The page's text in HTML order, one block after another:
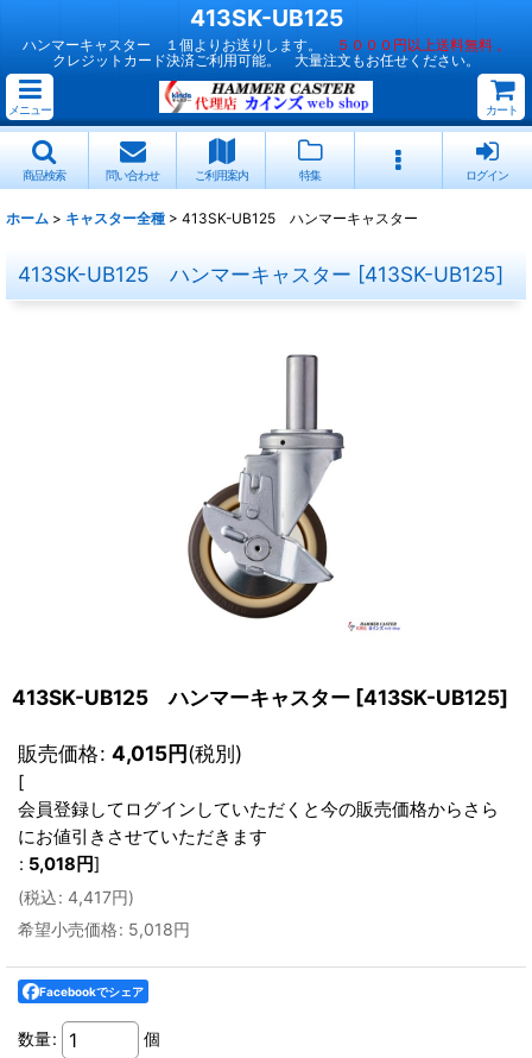
413SK-UB125
ハンマーキャスター １個よりお送りします。
５０００円以上送料無料 。
クレジットカード決済ご利用可能。 大量注文もお任せください。
メニュー カート
商品検索 問い合わせ ご利用案内 特集 ログイン
ホーム > キャスター全種 > 413SK-UB125 ハンマーキャスター
413SK-UB125 ハンマーキャスター [413SK-UB125]
413SK-UB125 ハンマーキャスター [413SK-UB125]
販売価格: 4,015円(税別)
[
会員登録してログインしていただくと今の販売価格からさら
にお値引きさせていただきます
: 5,018 円]
(税込: 4,417円)
希望小売価格: 5,018円
Facebookでシェア
数量: 個